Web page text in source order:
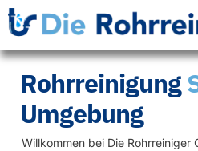
Rohrreinigung
Umgebung
Willkommen bei Die Rohrreiniger